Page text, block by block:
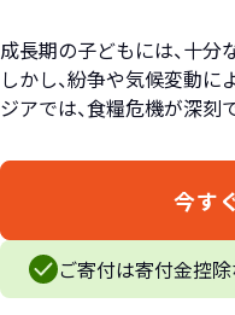
成長期の子どもには、十分
しかし、紛争や気候変動に
ジアでは、食糧危機が深刻
今す
ご寄付は寄付金控除